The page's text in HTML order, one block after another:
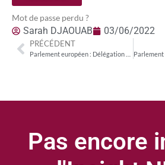
Mot de passe perdu ?
Sarah DJAOUAB 03/06/2022
PRÉCÉDENT
Pas encore